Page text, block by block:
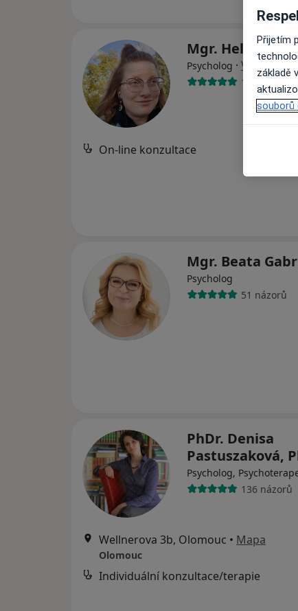
Mgr. Helena
Psycholog · Více
13 názorů
On-line konzultace
Mgr. Beata
Psycholog
51 názorů
PhDr. Denisa
Pastuszaková,
Psycholog,
136 názorů
Wellnerova 3b, Olomouc • Mapa
Olomouc
Individuální konzultace/terapie
Přijetím
základě
souborů